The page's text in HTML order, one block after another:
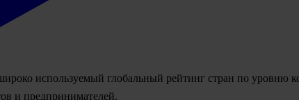
используемый глобальный рейтинг стран по уровню
и предпринимателей.